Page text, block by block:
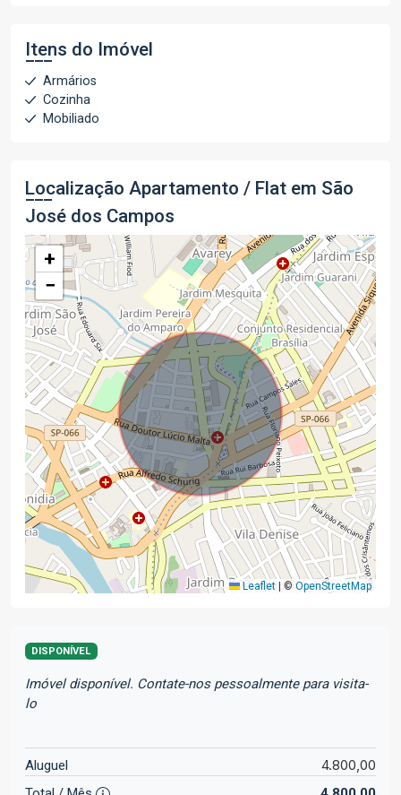
Itens do Imóvel
Armários
Cozinha
Mobiliado
Localização Apartamento / Flat em São
José dos Campos
+
−
Leaflet ©OpenStreetMap
DISPONÍVEL
Imóvel disponível. Contate-nos pessoalmente para visita-
lo
Aluguel 4.800,00